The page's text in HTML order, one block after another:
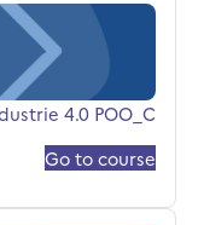
4.0 POO_C++
اسم المقرر
4.0 POO_C++
Go to course